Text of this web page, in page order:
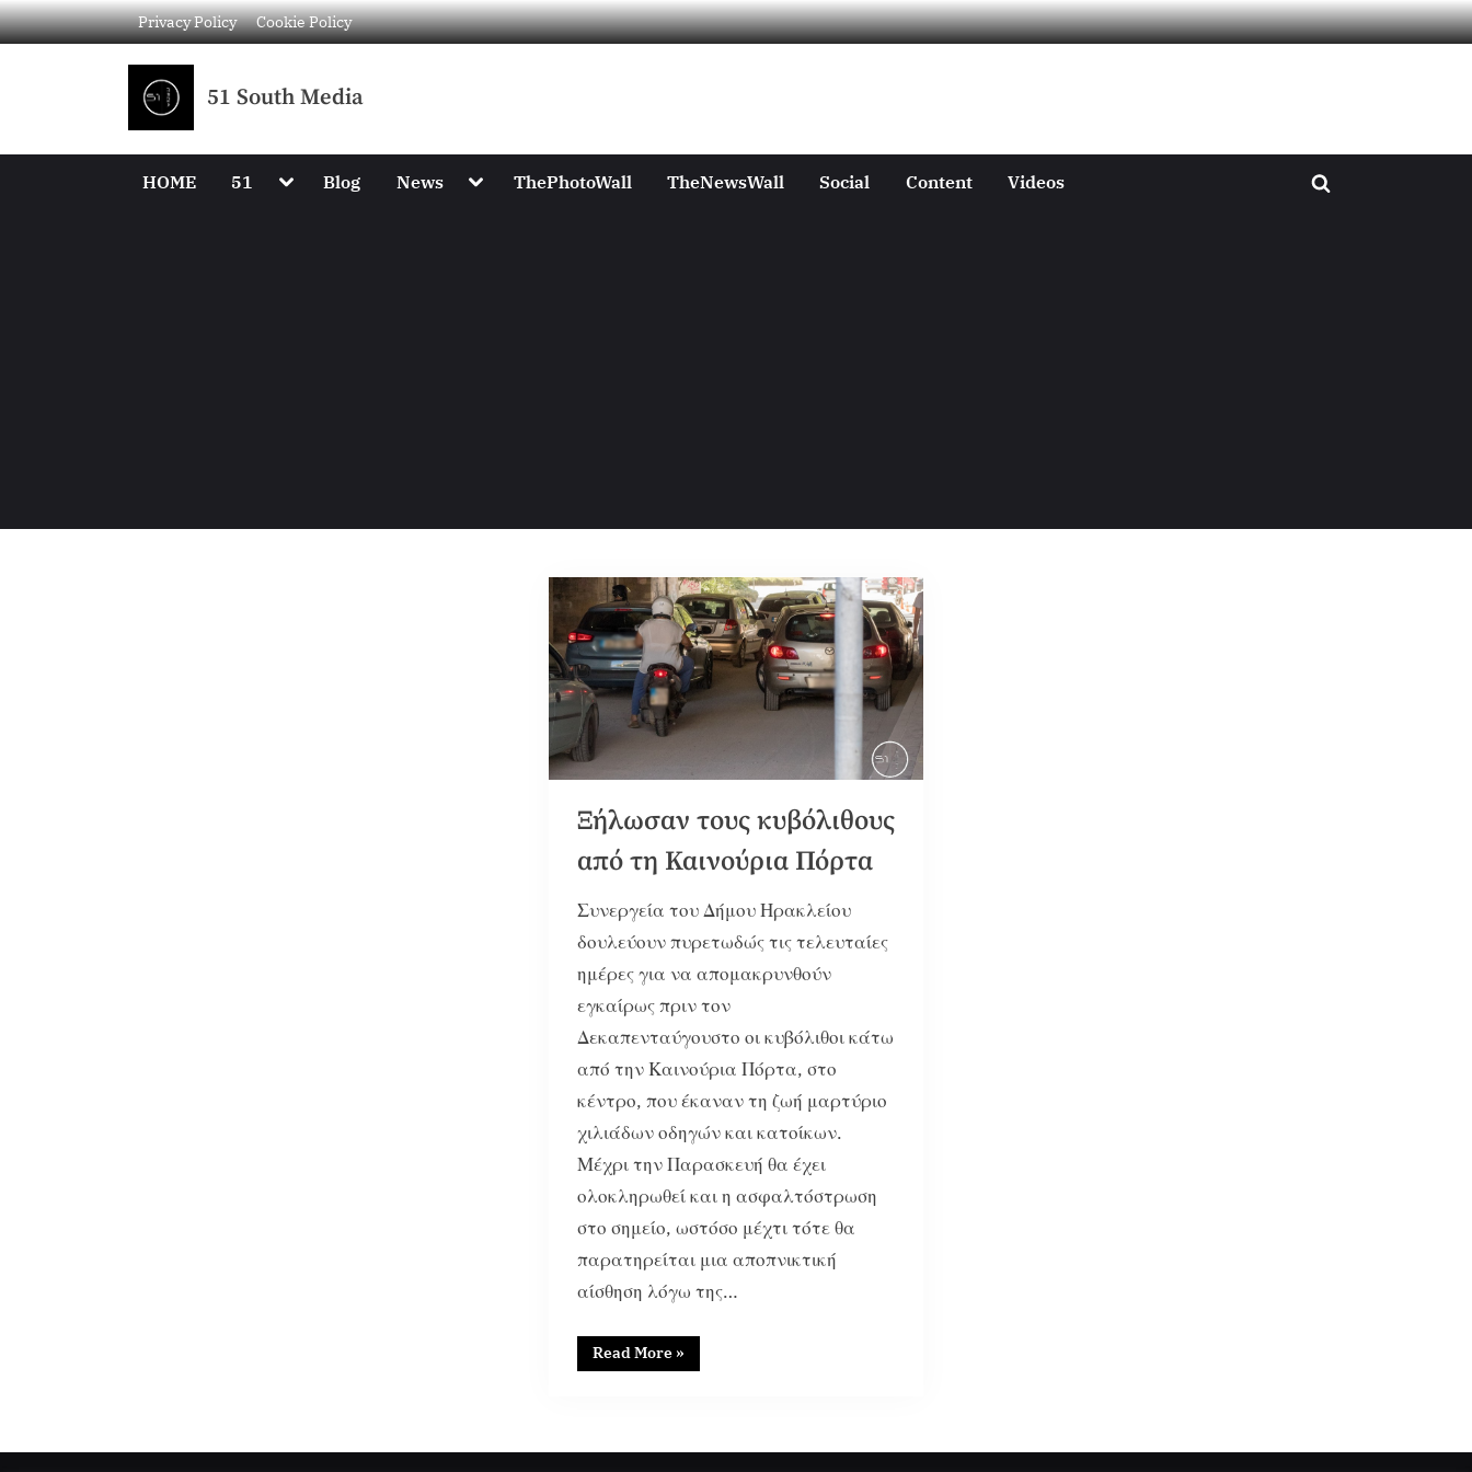
Privacy Policy Cookie Policy
51 South Media
HOME 51 Blog News ThePhotoWall TheNewsWall Social Content Videos
Ξήλωσαν τους κυβόλιθους
από τη Καινούρια Πόρτα
Συνεργεία του Δήμου Ηρακλείου
δουλεύουν πυρετωδώς τις τελευταίες
ημέρες για να απομακρυνθούν
εγκαίρως πριν τον
Δεκαπενταύγουστο οι κυβόλιθοι κάτω
από την Καινούρια Πόρτα, στο
κέντρο, που έκαναν τη ζωή μαρτύριο
χιλιάδων οδηγών και κατοίκων.
Μέχρι την Παρασκευή θα έχει
ολοκληρωθεί και η ασφαλτόστρωση
στο σημείο, ωστόσο μέχτι τότε θα
παρατηρείται μια αποπνικτική
αίσθηση λόγω της…
Read More»
51